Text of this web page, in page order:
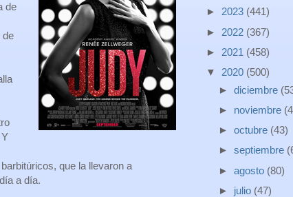
de
de
que la llevaron a
a día.
► 2023 (441)
► 2022 (367)
► 2021 (458)
▼ 2020 (500)
► diciembre
► noviembre
► octubre (43)
► septiembre
► agosto (80)
► julio (47)